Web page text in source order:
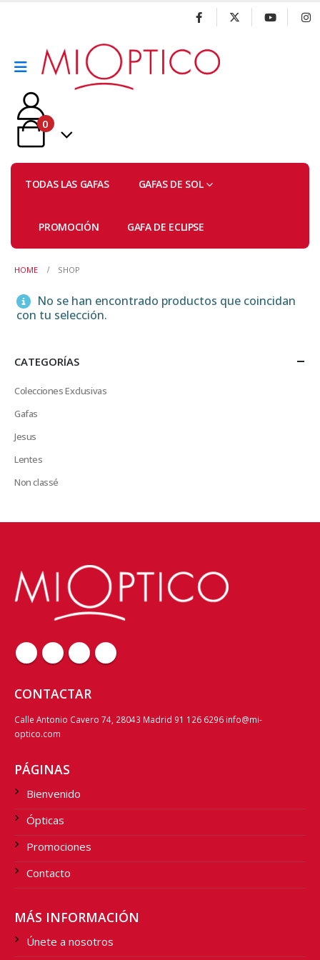
0
TODAS LAS GAFAS GAFAS DE SOL
PROMOCIÓN GAFA DE ECLIPSE
HOME SHOP
No se han encontrado productos que coincidan
con tu selección.
CATEGORÍAS
Colecciones Exclusivas
Gafas
Jesus
Lentes
Non classé
CONTACTAR
Calle Antonio Cavero 74, 28043 Madrid 91 126 6296 info@mi-
optico.com
PÁGINAS
Bienvenido
Ópticas
Promociones
Contacto
MÁS INFORMACIÓN
Únete a nosotros